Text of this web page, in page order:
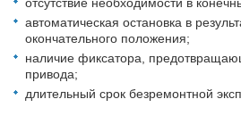
отсутствие необходимости в
автоматическая остановка в
окончательного положения;
наличие фиксатора,
привода;
длительный срок безремонтной